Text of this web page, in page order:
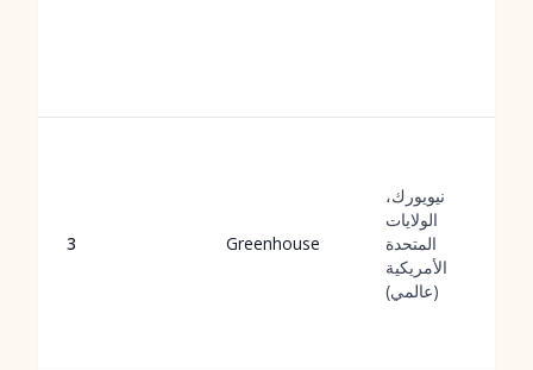
3 Greenhouse
نيويورك،
الولايات
المتحدة
الأمريكية
(عالمي)